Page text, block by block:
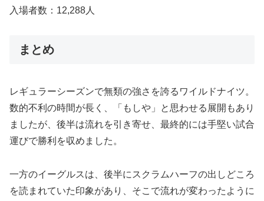
入場者数：12,288人
まとめ
レギュラーシーズンで無類の強さを誇るワイルドナイツ。
数的不利の時間が長く、「もしや」と思わせる展開もあり
ましたが、後半は流れを引き寄せ、最終的には手堅い試合
運びで勝利を収めました。
一方のイーグルスは、後半にスクラムハーフの出しどころ
を読まれていた印象があり、そこで流れが変わったように